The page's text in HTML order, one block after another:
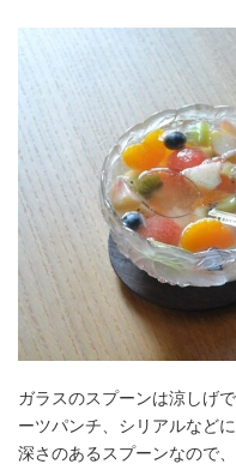
ガラスのスプーンは涼しげ
ーツパンチ、シリアルなどに
深さのあるスプーンなので